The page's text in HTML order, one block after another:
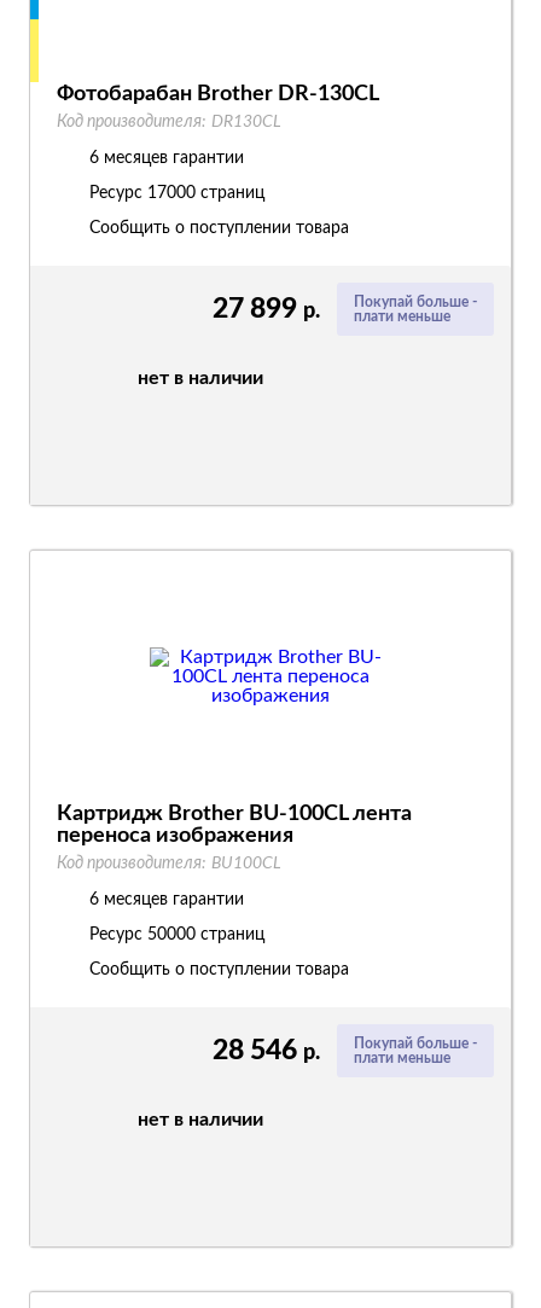
Покупай больше -
плати меньше
27 899 р.
нет в наличии
Фотобарабан Brother DR-130CL
Код производителя: DR130CL
6 месяцев гарантии
Ресурс 17000 страниц
Сообщить о поступлении товара
Покупай больше -
плати меньше
28 546 р.
нет в наличии
Картридж Brother BU-100CL лента
переноса изображения
Код производителя: BU100CL
6 месяцев гарантии
Ресурс 50000 страниц
Сообщить о поступлении товара